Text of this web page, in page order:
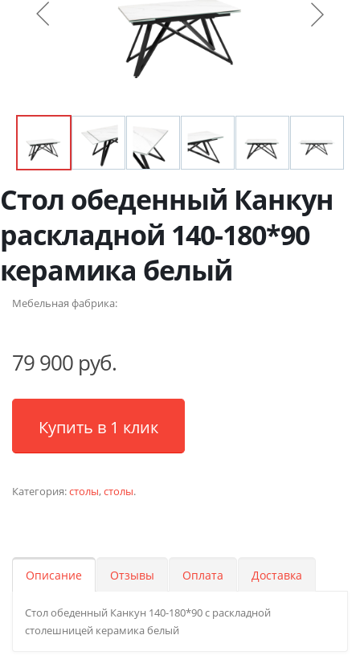
Стол обеденный Канкун
раскладной 140-180*90
керамика белый
Мебельная фабрика:
79 900 руб.
Купить в 1 клик
Категория:столы,столы.
Описание Отзывы Оплата Доставка
Стол обеденный Канкун 140-180*90 с раскладной
столешницей керамика белый